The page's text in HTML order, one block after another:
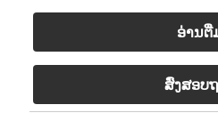
ອ່ານ​ຕື່
ສົ່ງສອບ